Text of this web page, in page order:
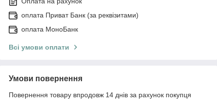
оплата Приват Банк (за реквізитами)
оплата МоноБанк
Всі умови оплати
Умови повернення
Повернення товару впродовж 14 днів за рахунок покупця